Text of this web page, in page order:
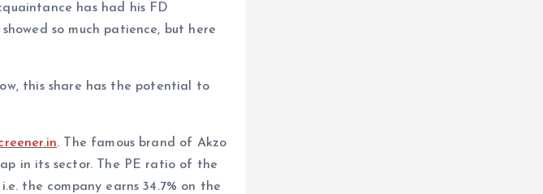
has had his FD
so much patience, but here
this share has the potential to
. The famous brand of Akzo
in its sector. The PE ratio of the
the company earns 34.7% on the